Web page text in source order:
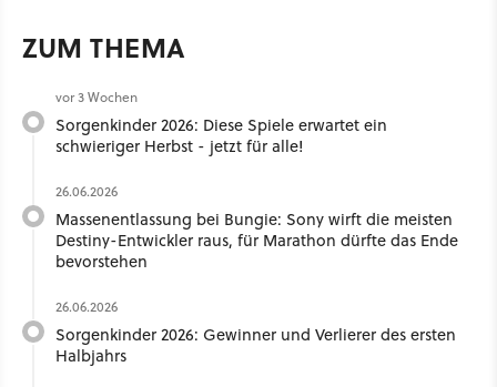
ZUM THEMA
vor 3 Wochen
Sorgenkinder 2026: Diese Spiele erwartet ein
schwieriger Herbst - jetzt für alle!
26.06.2026
Massenentlassung bei Bungie: Sony wirft die meisten
Destiny-Entwickler raus, für Marathon dürfte das Ende
bevorstehen
26.06.2026
Sorgenkinder 2026: Gewinner und Verlierer des ersten
Halbjahrs